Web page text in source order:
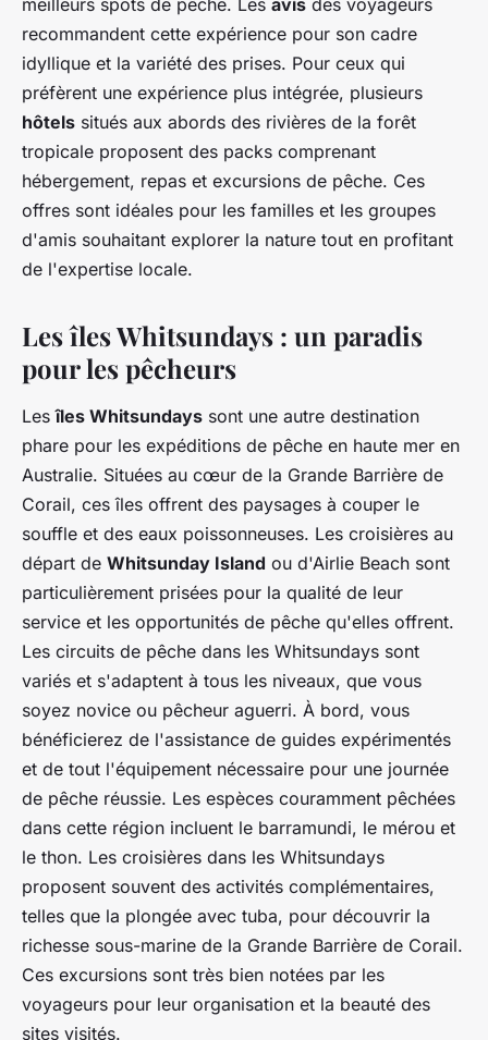
meilleurs spots de pêche. Les avis des voyageurs
recommandent cette expérience pour son cadre
idyllique et la variété des prises. Pour ceux qui
préfèrent une expérience plus intégrée, plusieurs
hôtels situés aux abords des rivières de la forêt
tropicale proposent des packs comprenant
hébergement, repas et excursions de pêche. Ces
offres sont idéales pour les familles et les groupes
d'amis souhaitant explorer la nature tout en profitant
de l'expertise locale.
Les îles Whitsundays : un paradis
pour les pêcheurs
Lesîles Whitsundays sont une autre destination
phare pour les expéditions de pêche en haute mer en
Australie. Situées au cœur de la Grande Barrière de
Corail, ces îles offrent des paysages à couper le
souffle et des eaux poissonneuses. Les croisières au
départ de Whitsunday Island ou d'Airlie Beach sont
particulièrement prisées pour la qualité de leur
service et les opportunités de pêche qu'elles offrent.
Les circuits de pêche dans les Whitsundays sont
variés et s'adaptent à tous les niveaux, que vous
soyez novice ou pêcheur aguerri. À bord, vous
bénéficierez de l'assistance de guides expérimentés
et de tout l'équipement nécessaire pour une journée
de pêche réussie. Les espèces couramment pêchées
dans cette région incluent le barramundi, le mérou et
le thon. Les croisières dans les Whitsundays
proposent souvent des activités complémentaires,
telles que la plongée avec tuba, pour découvrir la
richesse sous-marine de la Grande Barrière de Corail.
Ces excursions sont très bien notées par les
voyageurs pour leur organisation et la beauté des
sites visités.